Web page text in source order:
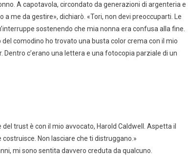
A capotavola, circondato da generazioni di argenteria e
me da gestire», dichiarò. «Tori, non devi preoccuparti. Le
sostenendo che mia nonna era confusa alla fine.
comodino ho trovato una busta color crema con il mio
c’erano una lettera e una fotocopia parziale di un
trust è con il mio avvocato, Harold Caldwell. Aspetta il
Non lasciare che ti distruggano.»
mi sono sentita davvero creduta da qualcuno.